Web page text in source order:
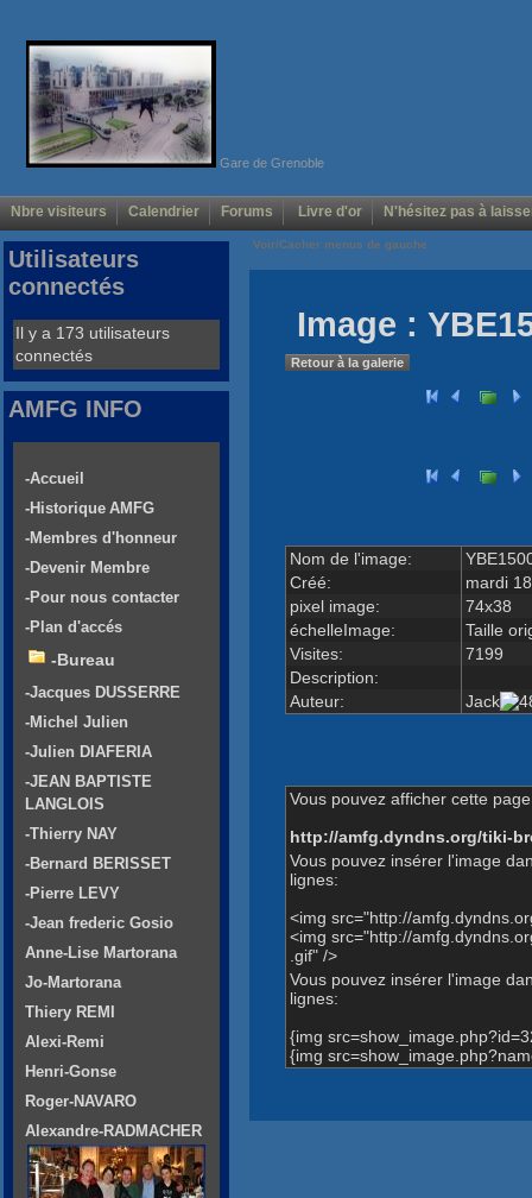
Gare de Grenoble
Nbre visiteurs Calendrier Forums Livre d'or N'hésitez pas à
Voir/Cacher menus de gauche
Image :
Retour à la galerie
Nom de l'image:
Créé:
mardi
pixel image:
74x38
échelleImage:
Taille
Visites:
7199
Description:
Auteur:
Jack
Vous pouvez afficher cette
http://amfg.dyndns.org/tiki-
Vous pouvez insérer l'image
lignes:
<img src="http://
<img src="http://
.gif" />
Vous pouvez insérer l'image
lignes:
{img
{img
Utilisateurs
connectés
Il y a 173 utilisateurs
connectés
AMFG INFO
-Accueil
-Historique AMFG
-Membres d'honneur
-Devenir Membre
-Pour nous contacter
-Plan d'accés
-Bureau
-Jacques DUSSERRE
-Michel Julien
-Julien DIAFERIA
-JEAN BAPTISTE
LANGLOIS
-Thierry NAY
-Bernard BERISSET
-Pierre LEVY
-Jean frederic Gosio
Anne-Lise Martorana
Jo-Martorana
Thiery REMI
Alexi-Remi
Henri-Gonse
Roger-NAVARO
Alexandre-RADMACHER